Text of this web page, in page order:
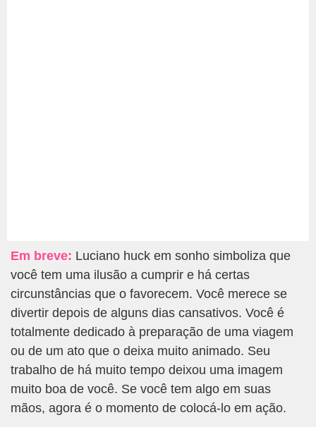
Em breve: Luciano huck em sonho simboliza que
você tem uma ilusão a cumprir e há certas
circunstâncias que o favorecem. Você merece se
divertir depois de alguns dias cansativos. Você é
totalmente dedicado à preparação de uma viagem
ou de um ato que o deixa muito animado. Seu
trabalho de há muito tempo deixou uma imagem
muito boa de você. Se você tem algo em suas
mãos, agora é o momento de colocá-lo em ação.